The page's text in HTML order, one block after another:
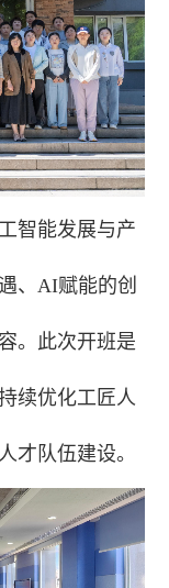
智能发展与产
、AI赋能的创
。此次开班是
续优化工匠人
才队伍建设。